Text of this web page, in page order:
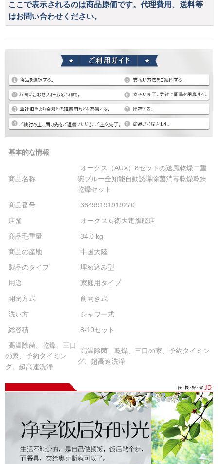
ここで表示されるのは商品原価です。代理費用、送料等
はお問い合わせください。
基本的な情報
商品名称
オークス（AUX）8セットの送風乾燥二重
碗ブルー全知能自動誘導除菌消毒乾燥乾燥
乾燥セット
商品番号
36499191919270
店舗
オークス厨衛大電旗艦店
商品毛重量
34.0 kg
商品の産地
中国大陸
製品のタイプ
埋め込み型
用途
家庭用タイプ
開閉方式
前開き式
洗い方
シャワー式
総容積
8-10セット
高温除菌、乾燥、三口
の家、予約タイミン
グ、超高速洗浄
高温除菌、乾燥、三口の家、予約タイミン
グ、超高速洗浄